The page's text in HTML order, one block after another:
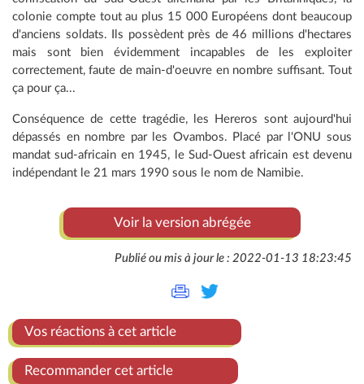
colonie compte tout au plus 15 000 Européens dont beaucoup
d'anciens soldats. Ils possèdent près de 46 millions d'hectares
mais sont bien évidemment incapables de les exploiter
correctement, faute de main-d'oeuvre en nombre suffisant. Tout
ça pour ça...
Conséquence de cette tragédie, les Hereros sont aujourd'hui
dépassés en nombre par les Ovambos. Placé par l'ONU sous
mandat sud-africain en 1945, le Sud-Ouest africain est devenu
indépendant le 21 mars 1990 sous le nom de Namibie.
Voir la version abrégée
Publié ou mis à jour le : 2022-01-13 18:23:45
Vos réactions à cet article
Recommander cet article